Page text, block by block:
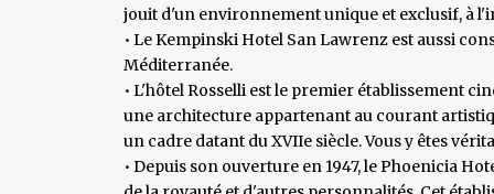
jouit d'un environnement unique et exclusif, à
• Le Kempinski Hotel San Lawrenz est aussi
Méditerranée.
• L'hôtel Rosselli est le premier établissement
une architecture appartenant au courant
un cadre datant du XVIIe siècle. Vous y êtes
• Depuis son ouverture en 1947, le Phoenicia